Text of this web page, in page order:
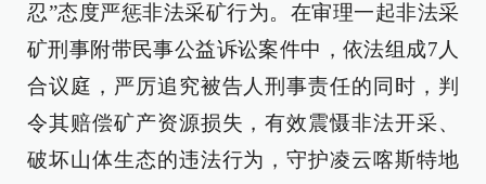
忍”态度严惩非法采矿行为。在审理一起非法采
矿刑事附带民事公益诉讼案件中，依法组成7人
合议庭，严厉追究被告人刑事责任的同时，判
令其赔偿矿产资源损失，有效震慑非法开采、
破坏山体生态的违法行为，守护凌云喀斯特地